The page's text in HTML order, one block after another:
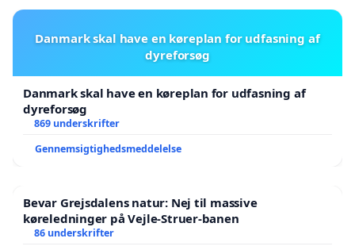
Danmark skal have en køreplan for udfasning af
dyreforsøg
Danmark skal have en køreplan for udfasning af
dyreforsøg
869 underskrifter
Gennemsigtighedsmeddelelse
Bevar Grejsdalens natur: Nej til massive
køreledninger på Vejle-Struer-banen
86 underskrifter